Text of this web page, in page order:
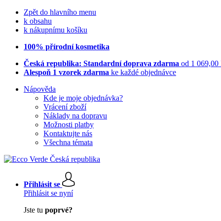
Zpět do hlavního menu
k obsahu
k nákupnímu košíku
100% přírodní kosmetika
Česká republika: Standardní doprava zdarma od 1 069,00
Alespoň 1 vzorek zdarma ke každé objednávce
Nápověda
Kde je moje objednávka?
Vrácení zboží
Náklady na dopravu
Možnosti platby
Kontaktujte nás
Všechna témata
Přihlásit se
Přihlásit se nyní
Jste tu poprvé?